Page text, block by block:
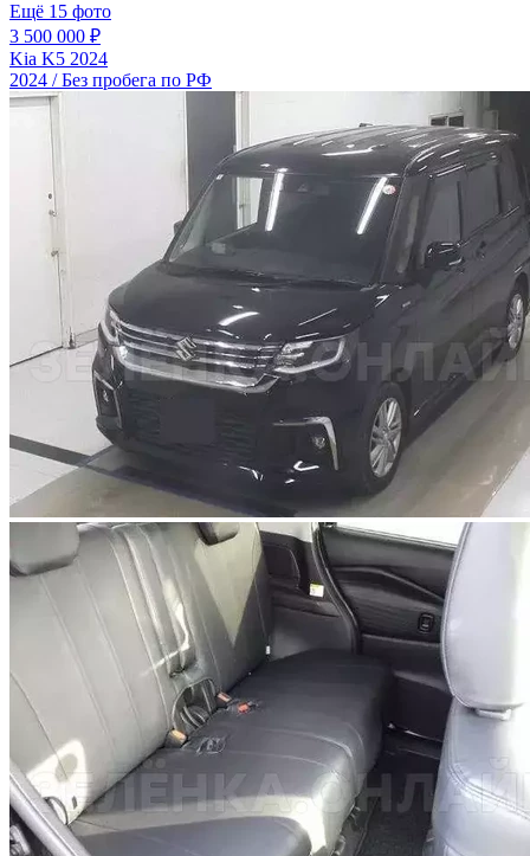
Ещё 15 фото
3 500 000 ₽
Kia K5 2024
2024 / Без пробега по РФ